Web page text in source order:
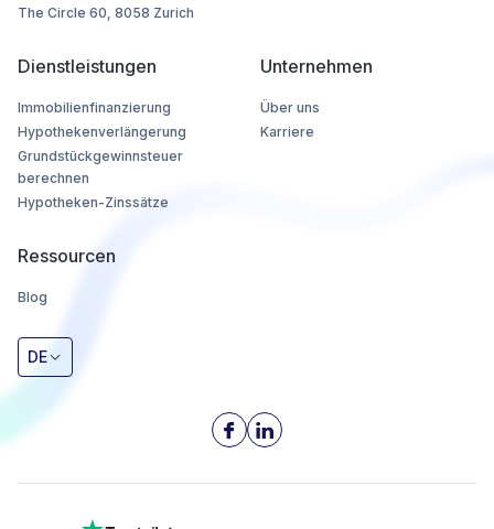
The Circle 60, 8058 Zurich
Dienstleistungen
Immobilienfinanzierung
Hypothekenverlängerung
Grundstückgewinnsteuer
berechnen
Hypotheken-Zinssätze
Unternehmen
Über uns
Karriere
Ressourcen
Blog
DE